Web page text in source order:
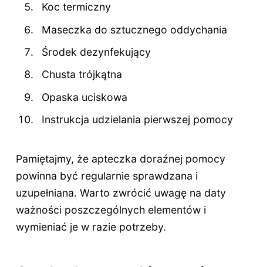
Koc termiczny
Maseczka do sztucznego oddychania
Środek dezynfekujący
Chusta trójkątna
Opaska uciskowa
Instrukcja udzielania pierwszej pomocy
Pamiętajmy, że apteczka doraźnej pomocy
powinna być regularnie sprawdzana i
uzupełniana. Warto zwrócić uwagę na daty
ważności poszczególnych elementów i
wymieniać je w razie potrzeby.